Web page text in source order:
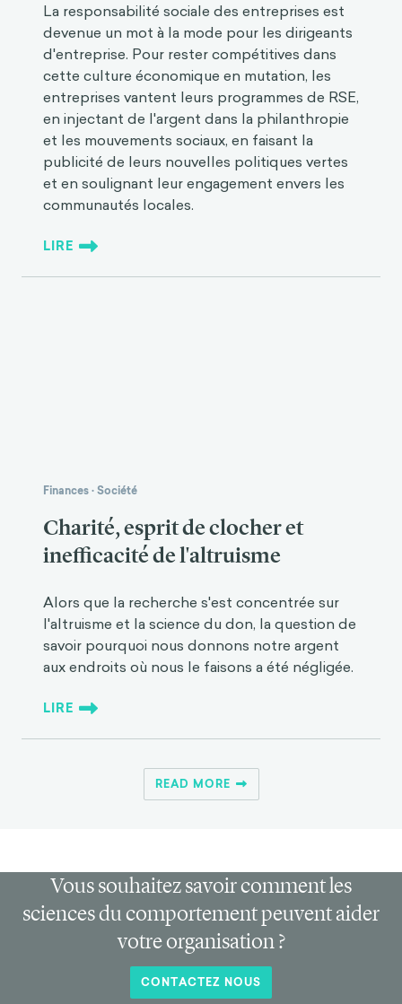
La responsabilité sociale des entreprises est
devenue un mot à la mode pour les dirigeants
d'entreprise. Pour rester compétitives dans
cette culture économique en mutation, les
entreprises vantent leurs programmes de RSE,
en injectant de l'argent dans la philanthropie
et les mouvements sociaux, en faisant la
publicité de leurs nouvelles politiques vertes
et en soulignant leur engagement envers les
communautés locales.
LIRE
Finances·Société
Charité, esprit de clocher et
inefficacité de l'altruisme
Alors que la recherche s'est concentrée sur
l'altruisme et la science du don, la question de
savoir pourquoi nous donnons notre argent
aux endroits où nous le faisons a été négligée.
LIRE
READ MORE
Vous souhaitez savoir comment les
sciences du comportement peuvent aider
votre organisation ?
CONTACTEZ NOUS